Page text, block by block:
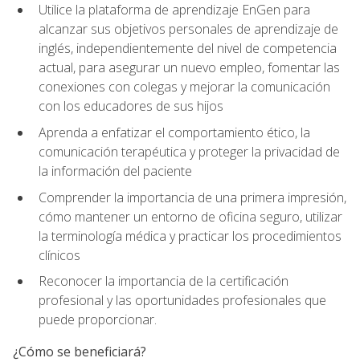
Utilice la plataforma de aprendizaje EnGen para
alcanzar sus objetivos personales de aprendizaje de
inglés, independientemente del nivel de competencia
actual, para asegurar un nuevo empleo, fomentar las
conexiones con colegas y mejorar la comunicación
con los educadores de sus hijos
Aprenda a enfatizar el comportamiento ético, la
comunicación terapéutica y proteger la privacidad de
la información del paciente
Comprender la importancia de una primera impresión,
cómo mantener un entorno de oficina seguro, utilizar
la terminología médica y practicar los procedimientos
clínicos
Reconocer la importancia de la certificación
profesional y las oportunidades profesionales que
puede proporcionar.
¿Cómo se beneficiará?